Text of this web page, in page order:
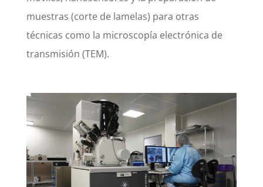
muestras (corte de lamelas) para otras
técnicas como la microscopía electrónica de
transmisión (TEM).